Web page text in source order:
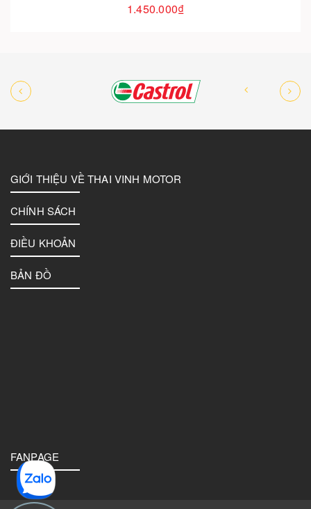
1.450.000₫
GIỚI THIỆU VỀ THAI VINH MOTOR
CHÍNH SÁCH
ĐIỀU KHOẢN
BẢN ĐỒ
FANPAGE